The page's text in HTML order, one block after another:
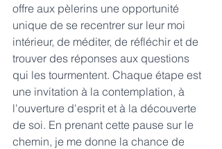
offre aux pèlerins une opportunité
unique de se recentrer sur leur moi
intérieur, de méditer, de réfléchir et de
trouver des réponses aux questions
qui les tourmentent. Chaque étape est
une invitation à la contemplation, à
l'ouverture d'esprit et à la découverte
de soi. En prenant cette pause sur le
chemin, je me donne la chance de